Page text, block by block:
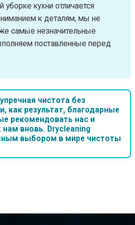
кухни отличается
к деталям, мы не
самые незначительные
поставленные перед
чистота без
как результат, благодарные
рекомендовать нас и
вновь. Drycleaning
выбором в мире чистоты
от 1.00 BYN/м²